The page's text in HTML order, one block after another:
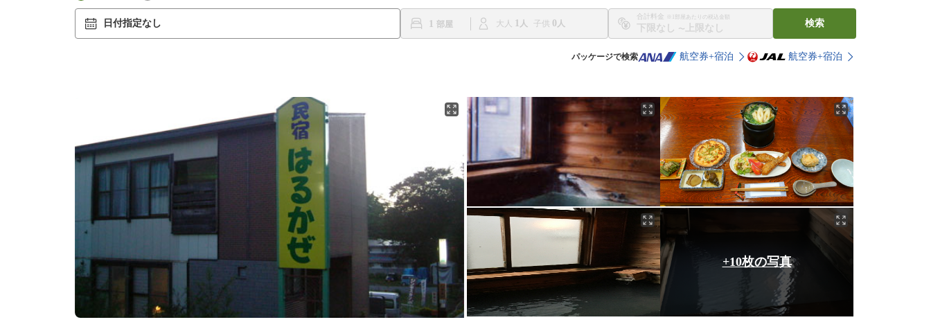
日付指定なし 1 大人 1 子供 0
合計料金 ※1部屋あたりの税込金額
〜
検索
パッケージで検索 航空券+宿泊 航空券+宿泊
+10枚の写真